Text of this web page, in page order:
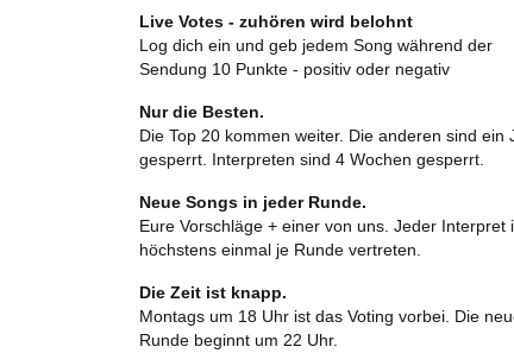
Live Votes - zuhören wird belohnt
Log dich ein und geb jedem Song während der
Sendung 10 Punkte - positiv oder negativ
Nur die Besten.
Die Top 20 kommen weiter. Die anderen sind ein
gesperrt. Interpreten sind 4 Wochen gesperrt.
Neue Songs in jeder Runde.
Eure Vorschläge + einer von uns. Jeder Interpret
höchstens einmal je Runde vertreten.
Die Zeit ist knapp.
Montags um 18 Uhr ist das Voting vorbei. Die
Runde beginnt um 22 Uhr.